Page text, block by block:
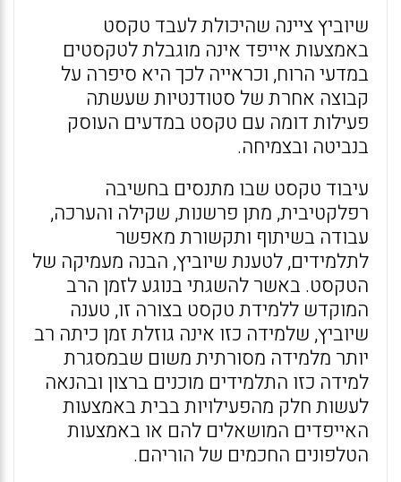
שיוביץ ציינה שהיכולת לעבד טקסט
באמצעות אייפד אינה מוגבלת לטקסטים
במדעי הרוח, וכראייה לכך היא סיפרה על
קבוצה אחרת של סטודנטיות שעשתה
פעילות דומה עם טקסט במדעים העוסק
בנביטה ובצמיחה.
עיבוד טקסט שבו מתנסים בחשיבה
רפלקטיבית, מתן פרשנות, שקילה והערכה,
עבודה בשיתוף ותקשורת מאפשר
לתלמידים, לטענת שיוביץ, הבנה מעמיקה של
הטקסט. באשר להשגתי בנוגע לזמן הרב
המוקדש ללמידת טקסט בצורה זו, טענה
שיוביץ, שלמידה כזו אינה גוזלת זמן כיתה רב
יותר מלמידה מסורתית משום שבמסגרת
למידה כזו התלמידים מוכנים ברצון ובהנאה
לעשות חלק מהפעילויות בבית באמצעות
האייפדים המושאלים להם או באמצעות
הטלפונים החכמים של הוריהם.